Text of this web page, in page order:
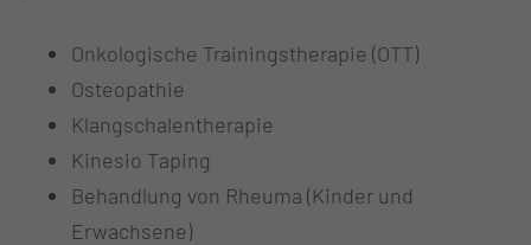
Onkologische Trainingstherapie (OTT)
Osteopathie
Klangschalentherapie
Kinesio Taping
Behandlung von Rheuma (Kinder und
Erwachsene)